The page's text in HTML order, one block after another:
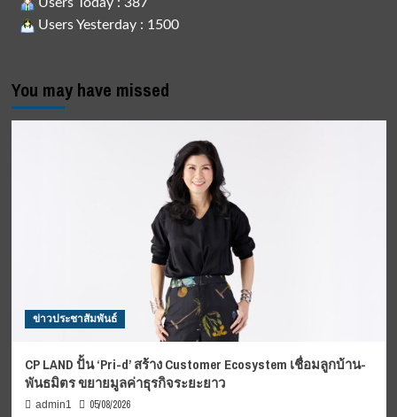
Users Today : 387
Users Yesterday : 1500
You may have missed
ข่าวประชาสัมพันธ์
CP LAND ปั้น ‘Pri-d’ สร้าง Customer Ecosystem เชื่อมลูกบ้าน-
พันธมิตร ขยายมูลค่าธุรกิจระยะยาว
admin1 05/08/2026